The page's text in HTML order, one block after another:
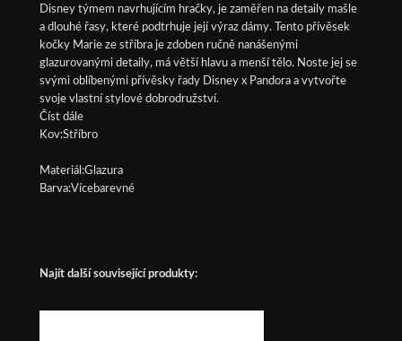
Disney týmem navrhujícím hračky, je zaměřen na detaily mašle
a dlouhé řasy, které podtrhuje její výraz dámy. Tento přívěsek
kočky Marie ze stříbra je zdoben ručně nanášenými
glazurovanými detaily, má větší hlavu a menší tělo. Noste jej se
svými oblíbenými přívěsky řady Disney x Pandora a vytvořte
svoje vlastní stylové dobrodružství.
Číst dále
Kov:Stříbro
Materiál:Glazura
Barva:Vícebarevné
Najít další související produkty: